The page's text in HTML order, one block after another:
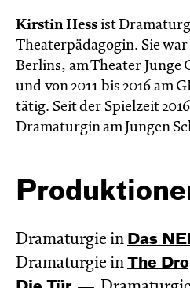
Kirstin Hess ist
Theaterpädagogin. Sie
Berlins, am Theater Junge
und von 2011 bis 2016 am
tätig. Seit der Spielzeit
Dramaturgin am Jungen
Dramaturgie in Das
Dramaturgie in The